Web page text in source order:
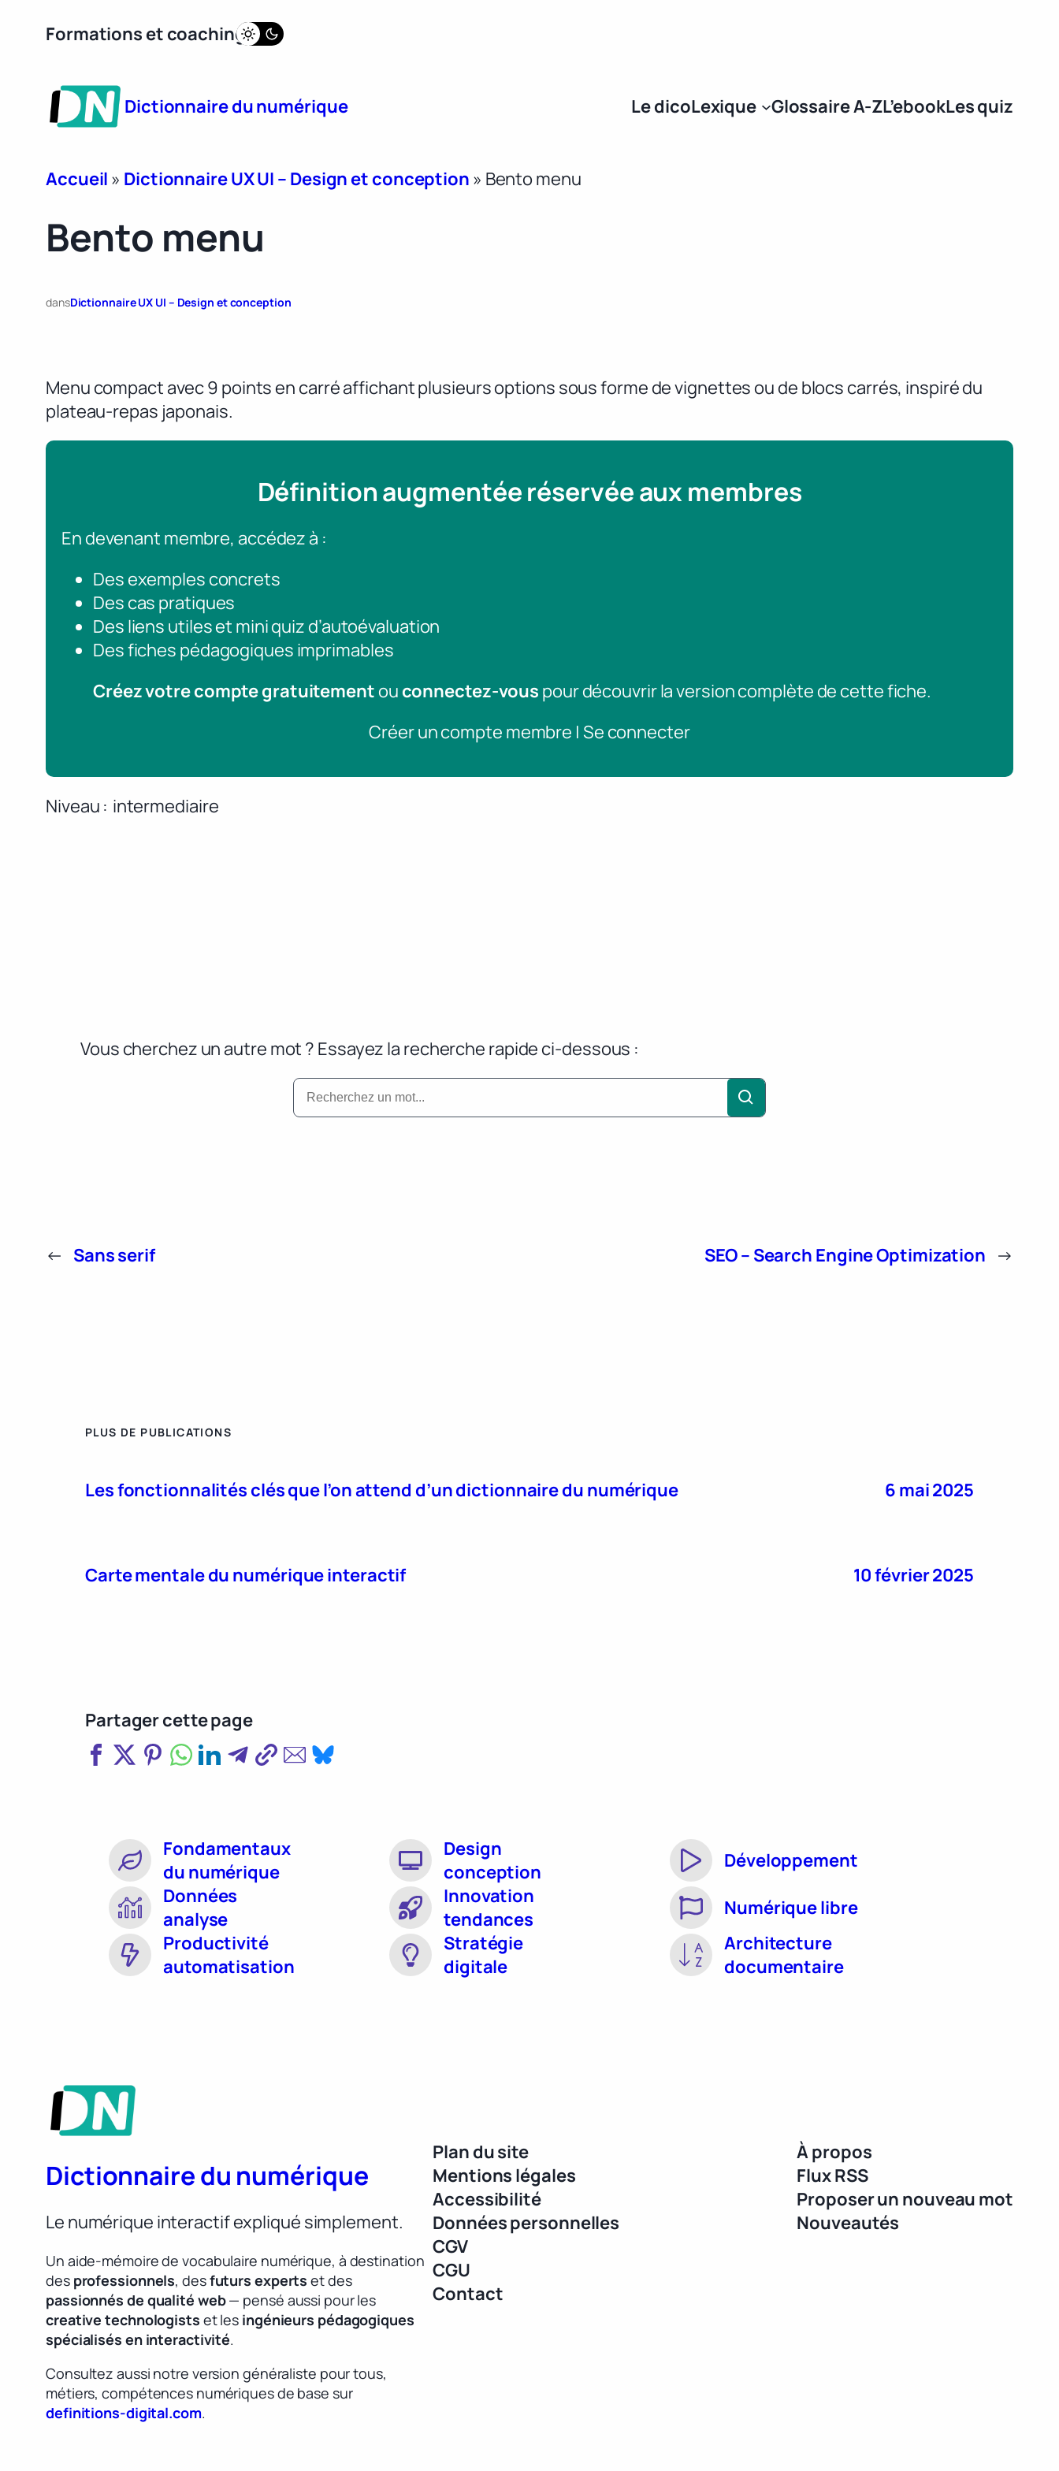
Formations et coaching
Dictionnaire du numérique Le dicoLexique Glossaire A-ZL’ebookLes quiz
Accueil » Dictionnaire UX UI – Design et conception » Bento menu
Bento menu
dansDictionnaire UX UI – Design et conception
Menu compact avec 9 points en carré affichant plusieurs options sous forme de vignettes ou de blocs carrés, inspiré du
plateau-repas japonais.
Définition augmentée réservée aux membres
En devenant membre, accédez à :
Des exemples concrets
Des cas pratiques
Des liens utiles et mini quiz d’autoévaluation
Des fiches pédagogiques imprimables
Créez votre compte gratuitement ou connectez-vous pour découvrir la version complète de cette fiche.
Créer un compte membre | Se connecter
Niveau intermediaire
Vous cherchez un autre mot ? Essayez la recherche rapide ci-dessous :
← Sans serif SEO – Search Engine Optimization →
PLUS DE PUBLICATIONS
Les fonctionnalités clés que l’on attend d’un dictionnaire du numérique 6 mai 2025
Carte mentale du numérique interactif 10 février 2025
Partager cette page
Fondamentaux
du numérique
Design
conception
Développement
Données
analyse
Innovation
tendances
Numérique libre
Productivité
automatisation
Stratégie
digitale
Architecture
documentaire
Dictionnaire du numérique
Le numérique interactif expliqué simplement.
Un aide-mémoire de vocabulaire numérique, à destination
des professionnels, desfuturs experts et des
passionnés de qualité web— pensé aussi pour les
creative technologists et les ingénieurs pédagogiques
spécialisés en interactivité.
Consultez aussi notre version généraliste pour tous,
métiers, compétences numériques de base sur
definitions-digital.com.
Plan du site
Mentions légales
Accessibilité
Données personnelles
CGV
CGU
Contact
À propos
Flux RSS
Proposer un nouveau mot
Nouveautés